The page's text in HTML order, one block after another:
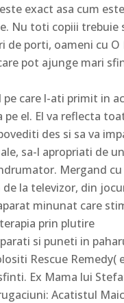
exact asa cum
Nu toti copiii
de porti, oameni cu
pot ajunge mari
care l-ati primit in
el. El va reflecta
des si sa va
sa-l apropriati de
Mergand
la televizor, din
minunat care
prin plutire
si puneti in
Rescue Remedy(
Ex Mama lui
Acatistul